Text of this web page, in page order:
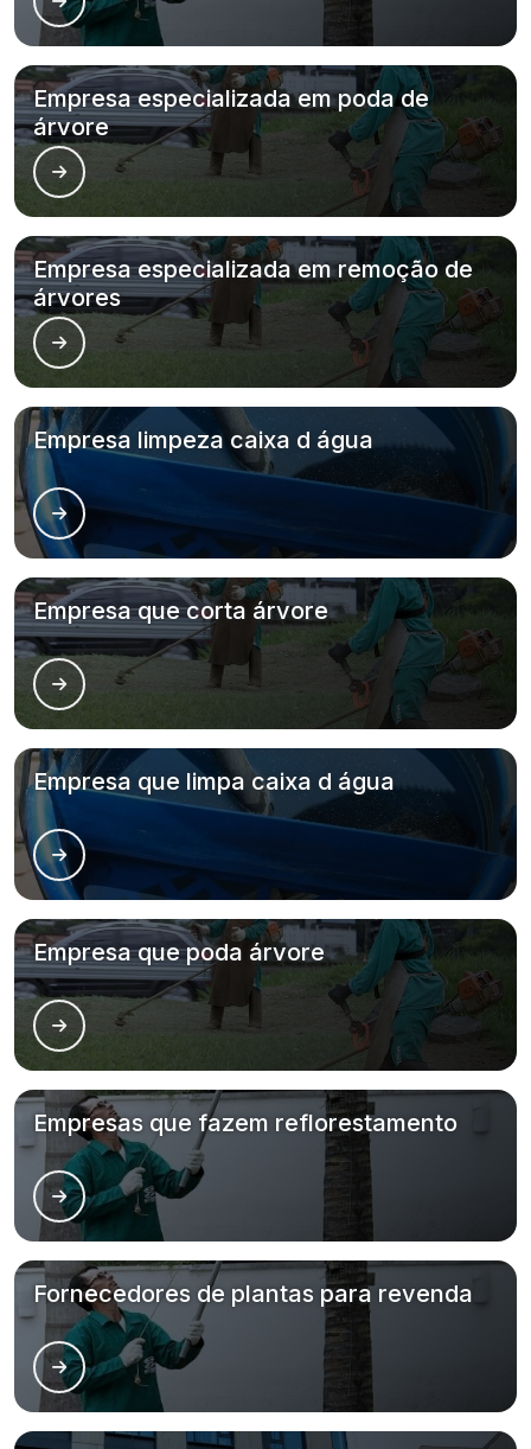
Empresa especializada em poda de
árvore
Empresa especializada em remoção de
árvores
Empresa limpeza caixa d água
Empresa que corta árvore
Empresa que limpa caixa d água
Empresa que poda árvore
Empresas que fazem reflorestamento
Fornecedores de plantas para revenda